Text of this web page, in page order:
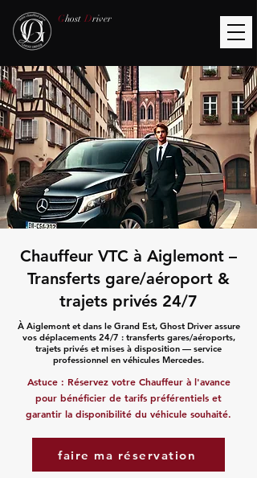
Ghost Driver
Chauffeur VTC à Aiglemont –
Transferts gare/aéroport &
trajets privés 24/7
À Aiglemont et dans le Grand Est, Ghost Driver assure
vos déplacements 24/7 : transferts gares/aéroports,
trajets privés et mises à disposition — service
professionnel en véhicules Mercedes.
Astuce : Réservez votre Chauffeur à l'avance
pour bénéficier de tarifs préférentiels et
garantir la disponibilité du véhicule souhaité.
faire ma réservation